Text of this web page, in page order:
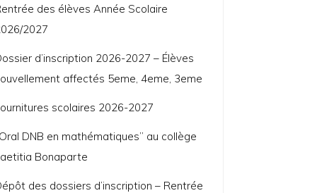
des élèves Année Scolaire
2027
d’inscription 2026-2027 – Élèves
affectés 5eme, 4eme, 3eme
scolaires 2026-2027
DNB en mathématiques” au collège
Bonaparte
des dossiers d’inscription – Rentrée